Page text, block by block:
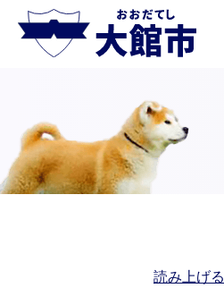
読み上げる